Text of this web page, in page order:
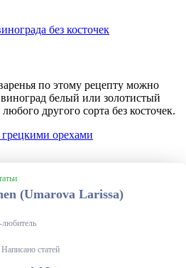
по этому рецепту можно
белый или золотистый
другого сорта без косточек.
(Umarova Larissa)
любитель
Написано статей